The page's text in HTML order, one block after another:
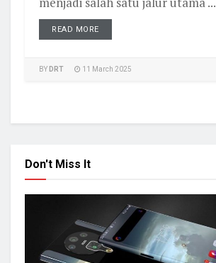
READ MORE
BY DRT 11 March 2025
Don't Miss It